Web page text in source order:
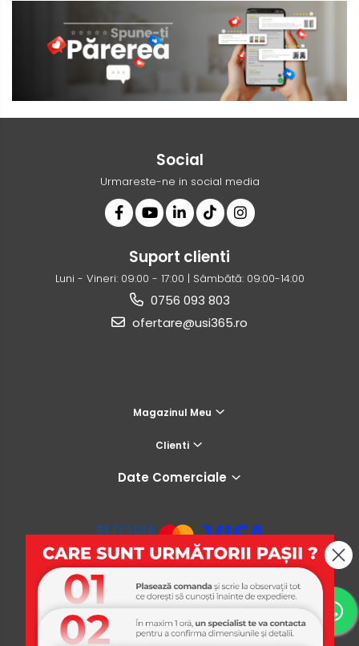
Social
Urmareste-ne in social media
Suport clienti
Luni - Vineri: 09:00 - 17:00 | Sâmbătă: 09:00-14:00
0756 093 803
ofertare@usi365.ro
Magazinul Meu
Clienti
Date Comerciale
USI365 Platforma E-commerce by Gomag